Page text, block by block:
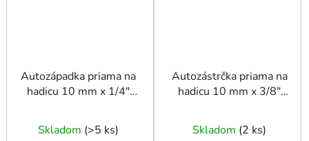
Autozápadka priama na
hadicu 10 mm x 1/4"
Skladom (>5 ks)
Autozástrčka priama na
hadicu 10 mm x 3/8"
Skladom (2 ks)